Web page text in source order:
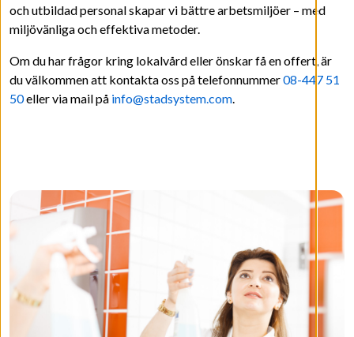
och utbildad personal skapar vi bättre arbetsmiljöer – med
miljövänliga och effektiva metoder.
Om du har frågor kring lokalvård eller önskar få en offert, är
du välkommen att kontakta oss på telefonnummer08-447 51
50eller via mail på info@stadsystem.com.